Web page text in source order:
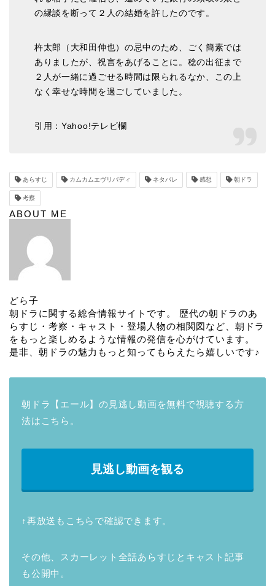
の縁談を断って２人の結婚を許したのです。
杵太郎（大和田伸也）の忌中のため、ごく簡素では
ありましたが、祝言をあげることに。稔の出征まで
２人が一緒に過ごせる時間は限られるなか、この上
なく幸せな時間を過ごしていました。
引用：Yahoo!テレビ欄
あらすじ カムカムエヴリバディ ネタバレ 感想 朝ドラ
考察
ABOUT ME
どら子
朝ドラに関する総合情報サイトです。 歴代の朝ドラのあ
らすじ・考察・キャスト・登場人物の相関図など、朝ドラ
をもっと楽しめるような情報の発信を心がけています。
是非、朝ドラの魅力もっと知ってもらえたら嬉しいです♪
朝ドラ【エール】の見逃し動画を無料で視聴する方
法はこちら。
見逃し動画を観る
↑再放送もこちらで確認できます。
その他、スカーレット全話あらすじとキャスト記事
も公開中。